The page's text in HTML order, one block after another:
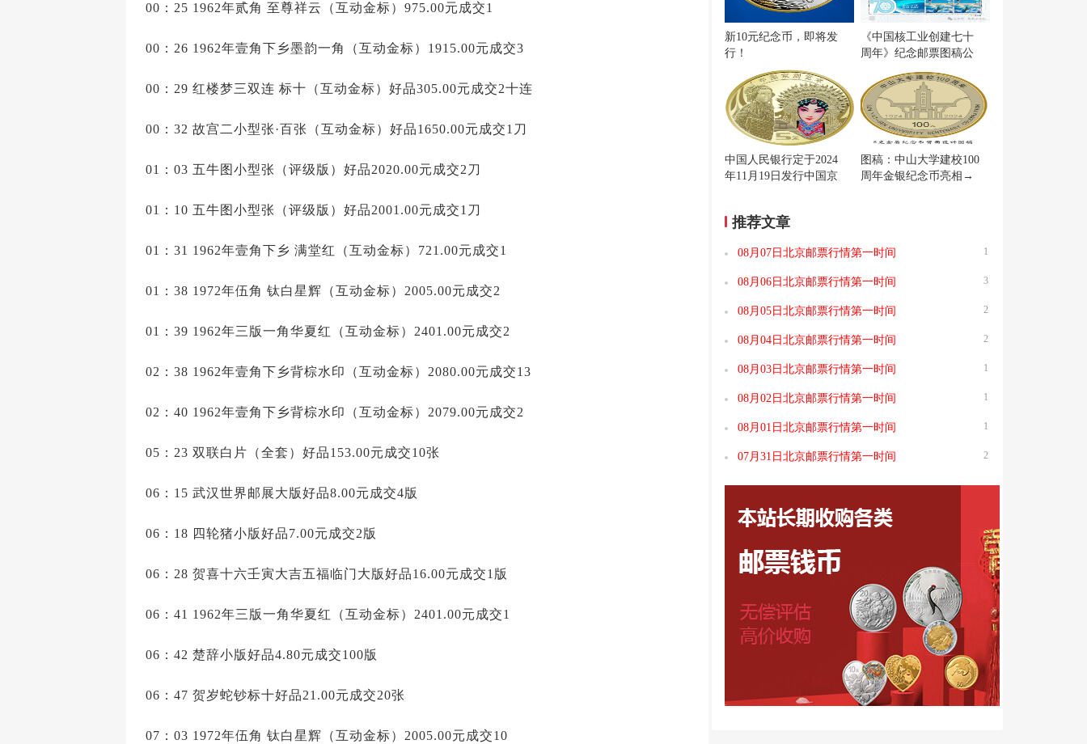
00：25 1962年贰角 至尊祥云（互动金标）975.00元成交1
00：26 1962年壹角下乡墨韵一角（互动金标）1915.00元成交3
00：29 红楼梦三双连 标十（互动金标）好品305.00元成交2十连
00：32 故宫二小型张·百张（互动金标）好品1650.00元成交1刀
01：03 五牛图小型张（评级版）好品2020.00元成交2刀
01：10 五牛图小型张（评级版）好品2001.00元成交1刀
01：31 1962年壹角下乡 满堂红（互动金标）721.00元成交1
01：38 1972年伍角 钛白星辉（互动金标）2005.00元成交2
01：39 1962年三版一角华夏红（互动金标）2401.00元成交2
02：38 1962年壹角下乡背棕水印（互动金标）2080.00元成交13
02：40 1962年壹角下乡背棕水印（互动金标）2079.00元成交2
05：23 双联白片（全套）好品153.00元成交10张
06：15 武汉世界邮展大版好品8.00元成交4版
06：18 四轮猪小版好品7.00元成交2版
06：28 贺喜十六壬寅大吉五福临门大版好品16.00元成交1版
06：41 1962年三版一角华夏红（互动金标）2401.00元成交1
06：42 楚辞小版好品4.80元成交100版
06：47 贺岁蛇钞标十好品21.00元成交20张
07：03 1972年伍角 钛白星辉（互动金标）2005.00元成交10
新10元纪念币，即将发
行！
《中国核工业创建七十
周年》纪念邮票图稿公
中国人民银行定于2024
年11月19日发行中国京
图稿：中山大学建校100
周年金银纪念币亮相→
推荐文章
08月07日北京邮票行情第一时间 1
08月06日北京邮票行情第一时间 3
08月05日北京邮票行情第一时间 2
08月04日北京邮票行情第一时间 2
08月03日北京邮票行情第一时间 1
08月02日北京邮票行情第一时间 1
08月01日北京邮票行情第一时间 1
07月31日北京邮票行情第一时间 2